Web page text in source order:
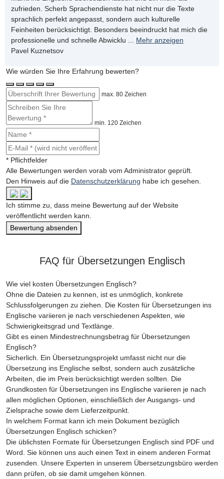
zufrieden. Scherb Sprachendienste hat nicht nur die Texte
sprachlich perfekt angepasst, sondern auch kulturelle
Feinheiten berücksichtigt. Besonders beeindruckt hat mich die
professionelle und schnelle Abwicklu
Mehr anzeigen
Pavel Kuznetsov
Wie würden Sie Ihre Erfahrung bewerten?
max. 80 Zeichen
min. 120 Zeichen
* Pflichtfelder
Alle Bewertungen werden vorab vom Administrator geprüft.
Den Hinweis auf die Datenschutzerklärung habe ich gesehen.
Ich stimme zu, dass meine Bewertung auf der Website
veröffentlicht werden kann.
Bewertung absenden
FAQ für Übersetzungen Englisch
Wie viel kosten Übersetzungen Englisch?
Ohne die Dateien zu kennen, ist es unmöglich, konkrete
Schlussfolgerungen zu ziehen. Die Kosten für Übersetzungen ins
Englische variieren je nach verschiedenen Aspekten, wie
Schwierigkeitsgrad und Textlänge.
Gibt es einen Mindestrechnungsbetrag für Übersetzungen
Englisch?
Sicherlich. Ein Übersetzungsprojekt umfasst nicht nur die
Übersetzung ins Englische selbst, sondern auch zusätzliche
Arbeiten, die im Preis berücksichtigt werden sollten. Die
Grundkosten für Übersetzungen ins Englische variieren je nach
allen möglichen Optionen, einschließlich der Ausgangs- und
Zielsprache sowie dem Lieferzeitpunkt.
In welchem Format kann ich mein Dokument bezüglich
Übersetzungen Englisch schicken?
Die üblichsten Formate für Übersetzungen Englisch sind PDF und
Word. Sie können uns auch einen Text in einem anderen Format
zusenden. Unsere Experten in unserem Übersetzungsbüro werden
dann prüfen, ob sie damit umgehen können.